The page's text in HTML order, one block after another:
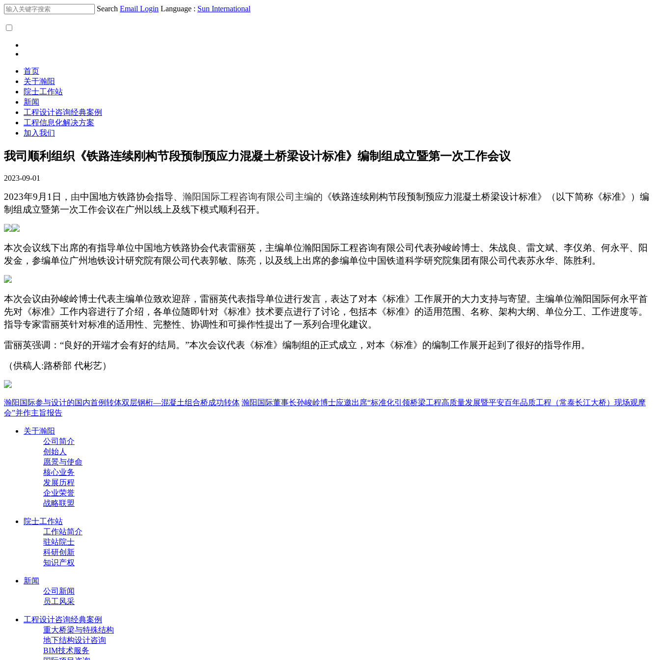
Search Email Login Language : Sun International
首页
关于瀚阳
院士工作站
新闻
工程设计咨询经典案例
工程信息化解决方案
加入我们
我司顺利组织《铁路连续刚构节段预制预应力混凝土桥梁设计标准》编制组成立暨第一次工作会议
2023-09-01
2023年9月1日， 由中国地方铁路协会指导、 瀚阳国际工程咨询有限公司主编的 《铁路连续刚构节段预制预应力混凝土桥梁设计标准》（以下简称《标准》）编
制组成立暨第一次工作会议在广州以线上及线下模式顺利召开。
本次会议线下出席的有指导单位中国地方铁路协会代表雷丽英，主编单位瀚阳国际工程咨询有限公司代表孙峻岭博士、朱战良、雷文斌、李仪弟、何永平、阳
发金，参编单位广州地铁设计研究院有限公司代表郭敏、陈亮，以及线上出席的参编单位中国铁道科学研究院集团有限公司代表苏永华、陈胜利。
本次会议由孙峻岭博士代表主编单位致欢迎辞，雷丽英代表指导单位进行发言，表达了对本《标准》工作展开的大力支持与寄望。主编单位瀚阳国际何永平首
先对《标准》工作内容进行了介绍，各单位随即针对《标准》技术要点进行了讨论，包括本《标准》的适用范围、名称、架构大纲、单位分工、工作进度等。
指导专家雷丽英针对标准的适用性、完整性、协调性和可操作性提出了一系列合理化建议。
雷丽英强调：“良好的开端才会有好的结局。”本次会议代表《标准》编制组的正式成立，对本《标准》的编制工作展开起到了很好的指导作用。
（供稿人:路桥部 代彬艺）
瀚阳国际参与设计的国内首例转体双层钢桁—混凝土组合桥成功转体 瀚阳国际董事长孙峻岭博士应邀出席“标准化引领桥梁工程高质量发展暨平安百年品质工程（常泰长江大桥）现场观摩
会”并作主旨报告
关于瀚阳
公司简介
创始人
愿景与使命
核心业务
发展历程
企业荣誉
战略联盟
院士工作站
工作站简介
驻站院士
科研创新
知识产权
新闻
公司新闻
员工风采
工程设计咨询经典案例
重大桥梁与特殊结构
地下结构设计咨询
BIM技术服务